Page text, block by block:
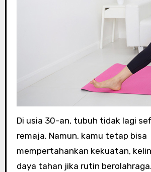
Di usia 30-an, tubuh tidak lagi
remaja. Namun, kamu tetap bisa
mempertahankan kekuatan,
daya tahan jika rutin